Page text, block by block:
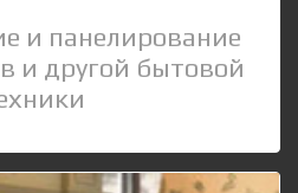
и панелирование
и другой бытовой